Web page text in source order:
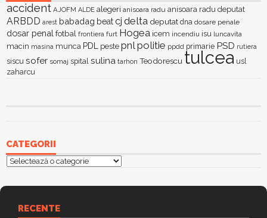
accident AJOFM ALDE alegeri anisoara radu anisoara radu deputat
ARBDD arest babadag beatcj delta deputat dna dosare penale
dosar penal fotbal frontiera furt Hogea icem incendiu isu luncavita
macin masina munca PDL peste pnl politie ppdd primarie PSD rutiera
siscu sofer somaj spital sulina tarhon Teodorescu tulcea usl
zaharcu
CATEGORII
Categorii
RECENTE